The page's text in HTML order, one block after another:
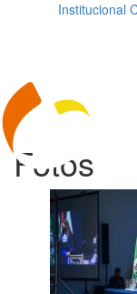
Institucional
Fotos